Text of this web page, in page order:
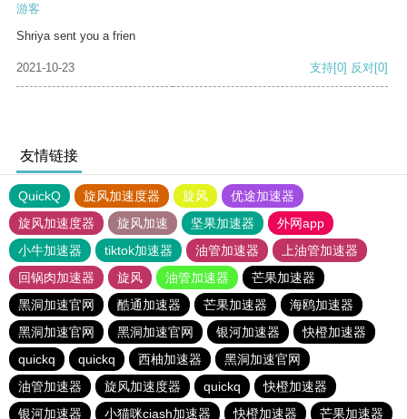
游客
Shriya sent you a frien
2021-10-23 支持[0] 反对[0]
友情链接
QuickQ 旋风加速度器 旋风
优途加速器
旋风加速度器
旋风加速 坚果加速器
外网app
小牛加速器
tiktok加速器 油管加速器
上油管加速器
回锅肉加速器
旋风 油管加速器
芒果加速器
黑洞加速官网
酷通加速器 芒果加速器
海鸥加速器
黑洞加速官网
黑洞加速官网 银河加速器
快橙加速器
quickq
quickq 西柚加速器
黑洞加速官网
油管加速器
旋风加速度器 quickq
快橙加速器
银河加速器
小猫咪ciash加速器 快橙加速器 芒果加速器